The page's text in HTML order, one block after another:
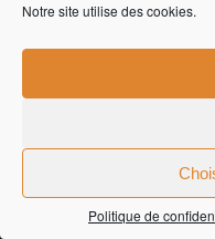
Notre site utilise des cookies.
Politique de
ZAFF Optical
confidentialité|